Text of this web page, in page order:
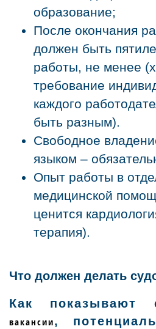
образование;
После окончания
должен быть
работы, не менее
требование
каждого
быть разным).
Свободное
языком –
Опыт работы в
медицинской
ценится
терапия).
Что должен делать
Как показывают
вакансии,